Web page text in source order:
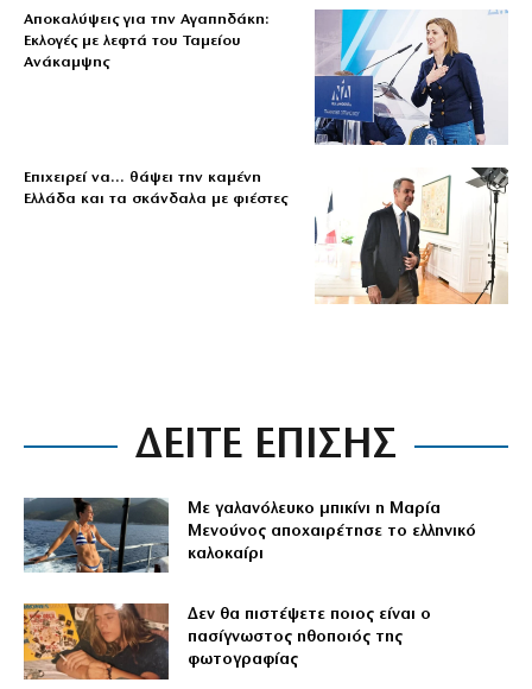
Αποκαλύψεις για την Αγαπηδάκη:
Εκλογές με λεφτά του Ταμείου
Ανάκαμψης
Επιχειρεί να… θάψει την καμένη
Ελλάδα και τα σκάνδαλα με φιέστες
ΔΕΙΤΕ ΕΠΙΣΗΣ
Με γαλανόλευκο μπικίνι η Μαρία
Μενούνος αποχαιρέτησε το ελληνικό
καλοκαίρι
Δεν θα πιστέψετε ποιος είναι ο
πασίγνωστος ηθοποιός της
φωτογραφίας